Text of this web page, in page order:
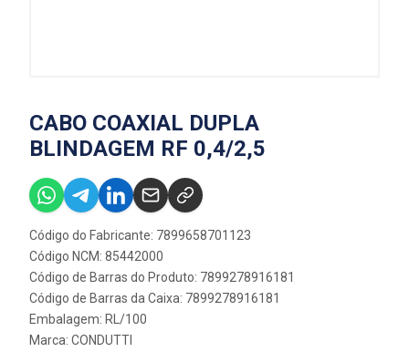
CABO COAXIAL DUPLA
BLINDAGEM RF 0,4/2,5
Código do Fabricante: 7899658701123
Código NCM: 85442000
Código de Barras do Produto: 7899278916181
Código de Barras da Caixa: 7899278916181
Embalagem: RL/100
Marca: CONDUTTI